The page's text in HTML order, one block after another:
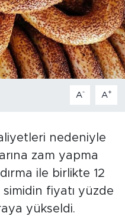
A- A+
nedeniyle
zam yapma
ile birlikte 12
fiyatı yüzde
yükseldi.